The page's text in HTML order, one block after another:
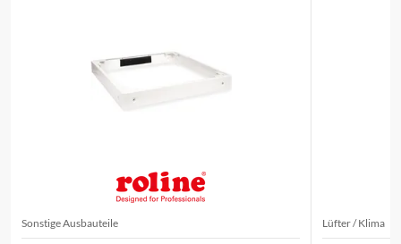
Sonstige Ausbauteile Lüfter / Klima